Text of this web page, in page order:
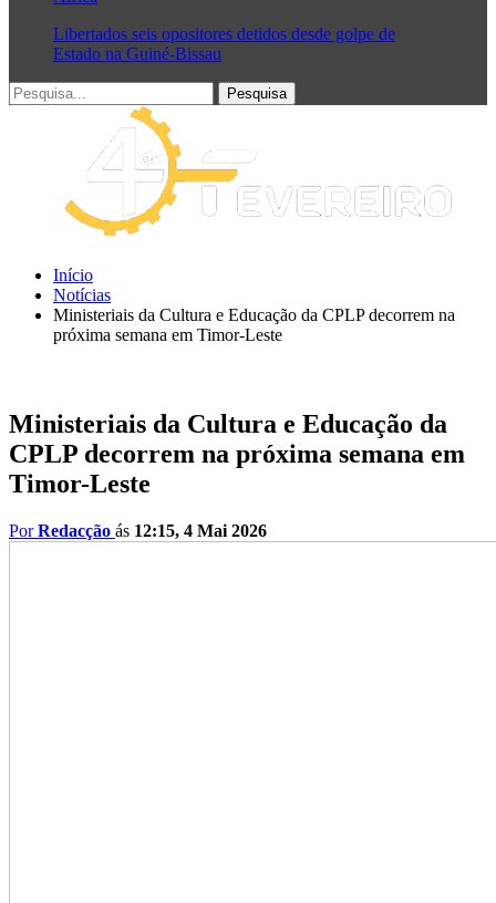
Libertados seis opositores detidos desde golpe de
Estado na Guiné-Bissau
Início
Notícias
Ministeriais da Cultura e Educação da CPLP decorrem na
próxima semana em Timor-Leste
Ministeriais da Cultura e Educação da
CPLP decorrem na próxima semana em
Timor-Leste
PorRedacção ás 12:15, 4 Mai 2026